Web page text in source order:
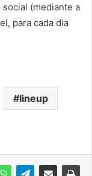
social (mediante a
para cada dia
lineup